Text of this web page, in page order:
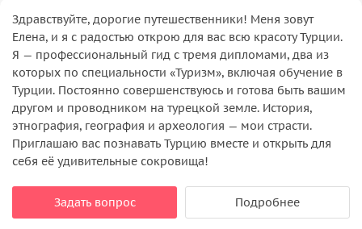
Здравствуйте, дорогие путешественники! Меня зовут
Елена, и я с радостью открою для вас всю красоту Турции.
Я — профессиональный гид с тремя дипломами, два из
которых по специальности «Туризм», включая обучение в
Турции. Постоянно совершенствуюсь и готова быть вашим
другом и проводником на турецкой земле. История,
этнография, география и археология — мои страсти.
Приглашаю вас познавать Турцию вместе и открыть для
себя её удивительные сокровища!
Задать вопрос Подробнее